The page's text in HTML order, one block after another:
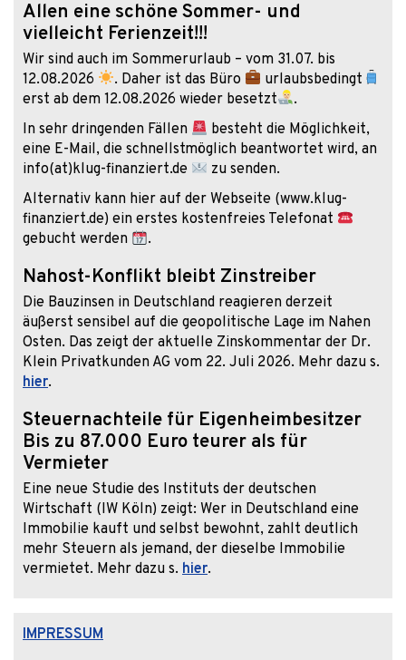
Allen eine schöne Sommer- und
vielleicht Ferienzeit!!!
Wir sind auch im Sommerurlaub – vom 31.07. bis
12.08.2026
. Daher ist das Büro
urlaubsbedingt
erst ab dem 12.08.2026 wieder besetzt
.
In sehr dringenden Fällen
besteht die Möglichkeit,
eine E-Mail, die schnellstmöglich beantwortet wird, an
info(at)klug-finanziert.de
zu senden.
Alternativ kann hier auf der Webseite (www.klug-
finanziert.de) ein erstes kostenfreies Telefonat
gebucht werden
.
Nahost-Konflikt bleibt Zinstreiber
Die Bauzinsen in Deutschland reagieren derzeit
äußerst sensibel auf die geopolitische Lage im Nahen
Osten. Das zeigt der aktuelle Zinskommentar der Dr.
Klein Privatkunden AG vom 22. Juli 2026. Mehr dazu s.
hier.
Steuernachteile für Eigenheimbesitzer
Bis zu 87.000 Euro teurer als für
Vermieter
Eine neue Studie des Instituts der deutschen
Wirtschaft (IW Köln) zeigt: Wer in Deutschland eine
Immobilie kauft und selbst bewohnt, zahlt deutlich
mehr Steuern als jemand, der dieselbe Immobilie
vermietet. Mehr dazu s. hier.
IMPRESSUM